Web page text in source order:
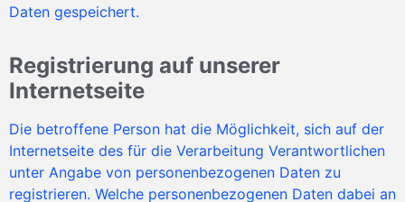
Daten gespeichert.
Registrierung auf unserer
Internetseite
Die betroffene Person hat die Möglichkeit, sich auf der
Internetseite des für die Verarbeitung Verantwortlichen
unter Angabe von personenbezogenen Daten zu
registrieren. Welche personenbezogenen Daten dabei an